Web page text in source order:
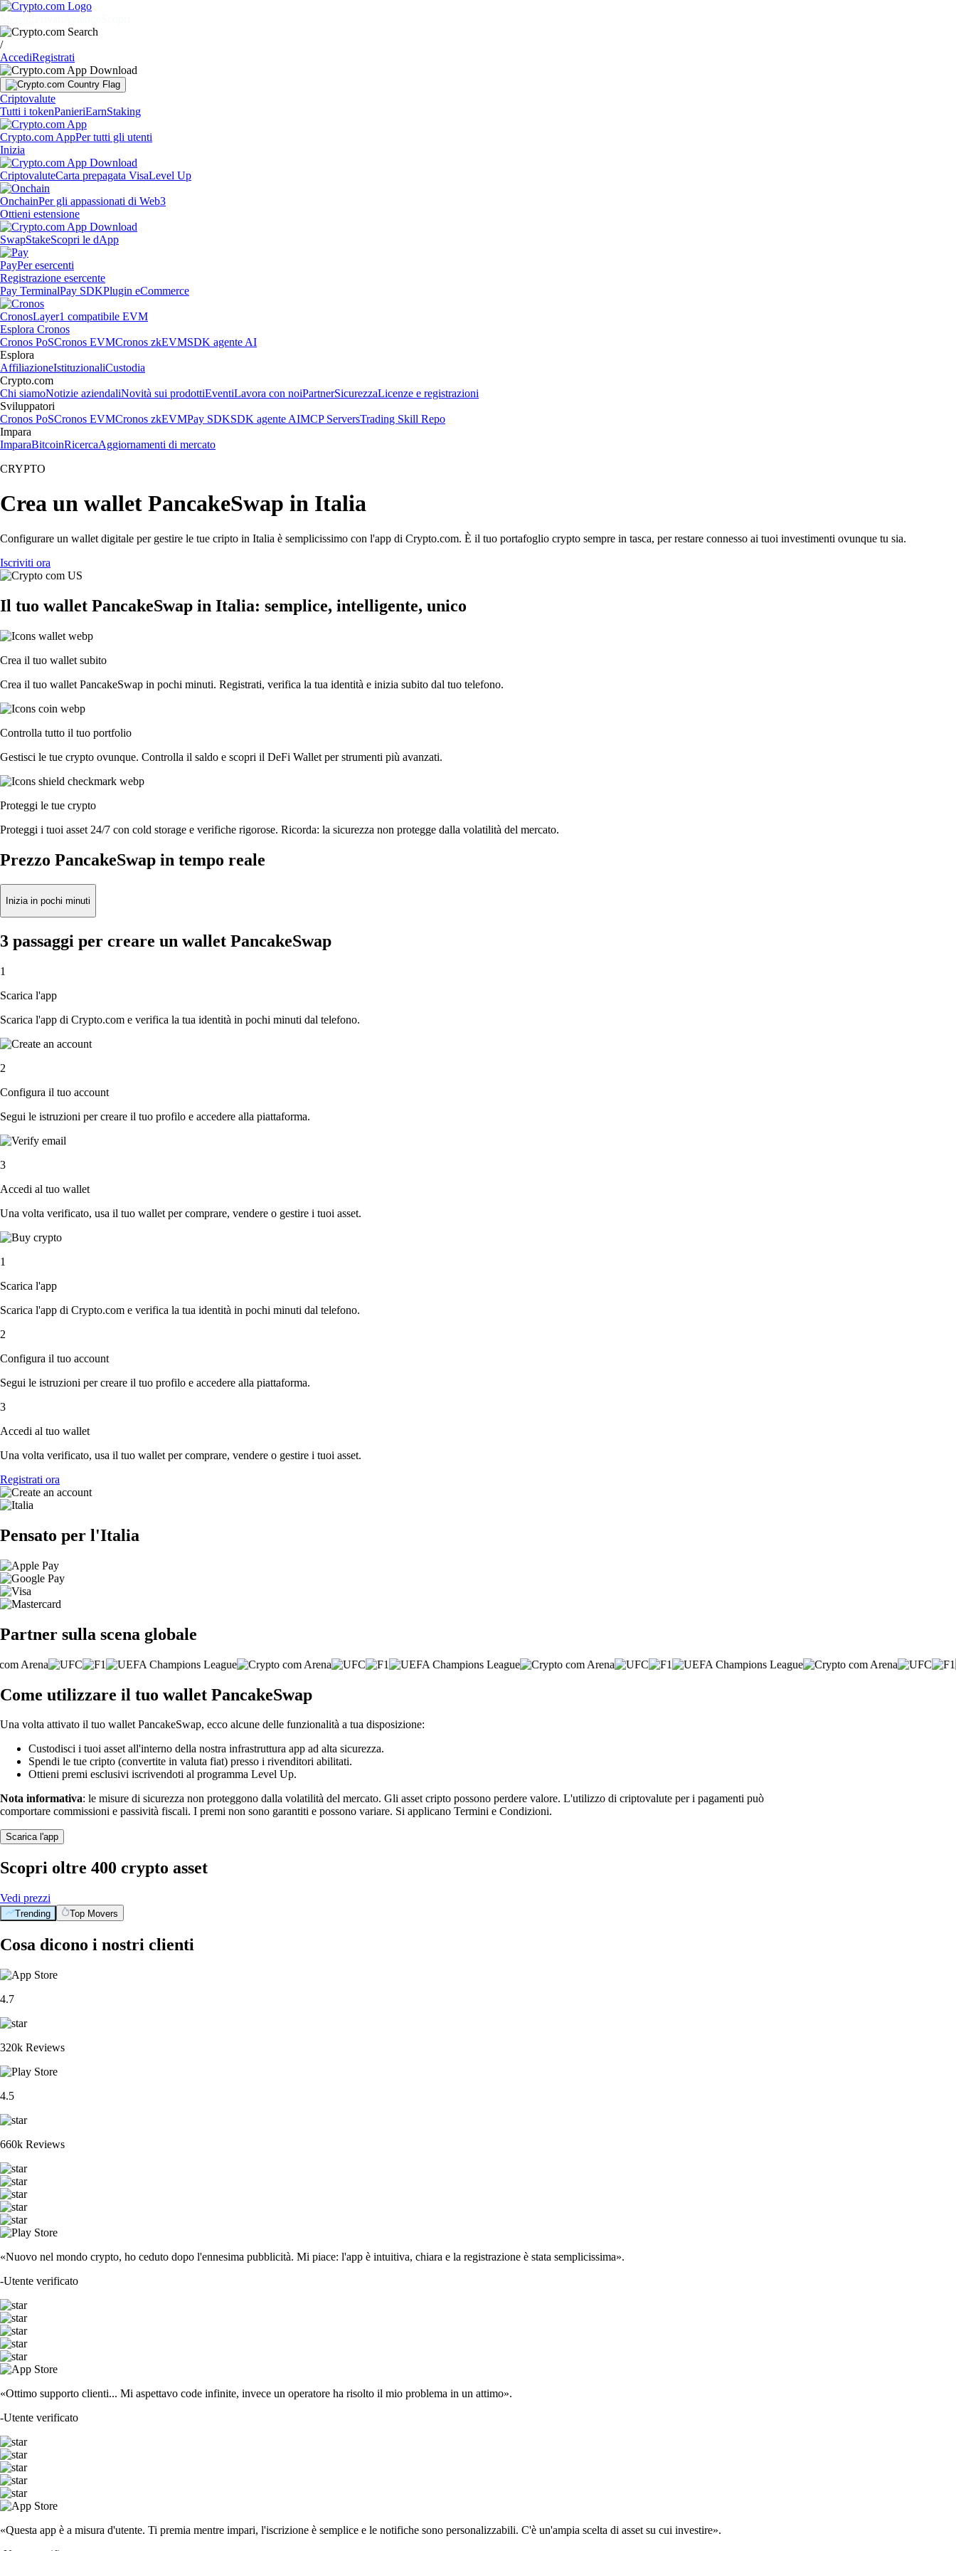
/
AccediRegistrati
Criptovalute
Tutti i tokenPanieriEarnStaking
Crypto.com AppPer tutti gli utenti
Inizia
CriptovaluteCarta prepagata VisaLevel Up
OnchainPer gli appassionati di Web3
Ottieni estensione
SwapStakeScopri le dApp
PayPer esercenti
Registrazione esercente
Pay TerminalPay SDKPlugin eCommerce
CronosLayer1 compatibile EVM
Esplora Cronos
Cronos PoSCronos EVMCronos zkEVMSDK agente AI
Esplora
AffiliazioneIstituzionaliCustodia
Crypto.com
Chi siamoNotizie aziendaliNovità sui prodottiEventiLavora con noiPartnerSicurezzaLicenze e registrazioni
Sviluppatori
Cronos PoSCronos EVMCronos zkEVMPay SDKSDK agente AIMCP ServersTrading Skill Repo
Impara
ImparaBitcoinRicercaAggiornamenti di mercato
CRYPTO
Crea un wallet PancakeSwap in Italia
Configurare un wallet digitale per gestire le tue cripto in Italia è semplicissimo con l'app di Crypto.com. È il tuo portafoglio crypto sempre in tasca, per restare connesso ai tuoi investimenti ovunque tu sia.
Iscriviti ora
Il tuo wallet PancakeSwap in Italia: semplice, intelligente, unico
Crea il tuo wallet subito
Crea il tuo wallet PancakeSwap in pochi minuti. Registrati, verifica la tua identità e inizia subito dal tuo telefono.
Controlla tutto il tuo portfolio
Gestisci le tue crypto ovunque. Controlla il saldo e scopri il DeFi Wallet per strumenti più avanzati.
Proteggi le tue crypto
Proteggi i tuoi asset 24/7 con cold storage e verifiche rigorose. Ricorda: la sicurezza non protegge dalla volatilità del mercato.
Prezzo PancakeSwap in tempo reale
Inizia in pochi minuti
3 passaggi per creare un wallet PancakeSwap
1
Scarica l'app
Scarica l'app di Crypto.com e verifica la tua identità in pochi minuti dal telefono.
2
Configura il tuo account
Segui le istruzioni per creare il tuo profilo e accedere alla piattaforma.
3
Accedi al tuo wallet
Una volta verificato, usa il tuo wallet per comprare, vendere o gestire i tuoi asset.
1
Scarica l'app
Scarica l'app di Crypto.com e verifica la tua identità in pochi minuti dal telefono.
2
Configura il tuo account
Segui le istruzioni per creare il tuo profilo e accedere alla piattaforma.
3
Accedi al tuo wallet
Una volta verificato, usa il tuo wallet per comprare, vendere o gestire i tuoi asset.
Registrati ora
Pensato per l'Italia
Partner sulla scena globale
Come utilizzare il tuo wallet PancakeSwap
Una volta attivato il tuo wallet PancakeSwap, ecco alcune delle funzionalità a tua disposizione:
Custodisci i tuoi asset all'interno della nostra infrastruttura app ad alta sicurezza.
Spendi le tue cripto (convertite in valuta fiat) presso i rivenditori abilitati.
Ottieni premi esclusivi iscrivendoti al programma Level Up.
Nota informativa: le misure di sicurezza non proteggono dalla volatilità del mercato. Gli asset cripto possono perdere valore. L'utilizzo di criptovalute per i pagamenti può
comportare commissioni e passività fiscali. I premi non sono garantiti e possono variare. Si applicano Termini e Condizioni.
Scarica l'app
Scopri oltre 400 crypto asset
Vedi prezzi
Trending Top Movers
Cosa dicono i nostri clienti
4.7
320k Reviews
4.5
660k Reviews
«Nuovo nel mondo crypto, ho ceduto dopo l'ennesima pubblicità. Mi piace: l'app è intuitiva, chiara e la registrazione è stata semplicissima».
-Utente verificato
«Ottimo supporto clienti... Mi aspettavo code infinite, invece un operatore ha risolto il mio problema in un attimo».
-Utente verificato
«Questa app è a misura d'utente. Ti premia mentre impari, l'iscrizione è semplice e le notifiche sono personalizzabili. C'è un'ampia scelta di asset su cui investire».